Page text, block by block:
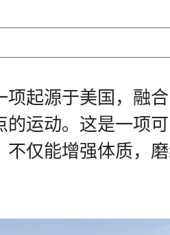
项起源于美国，融
的运动。这是一项
不仅能增强体质，